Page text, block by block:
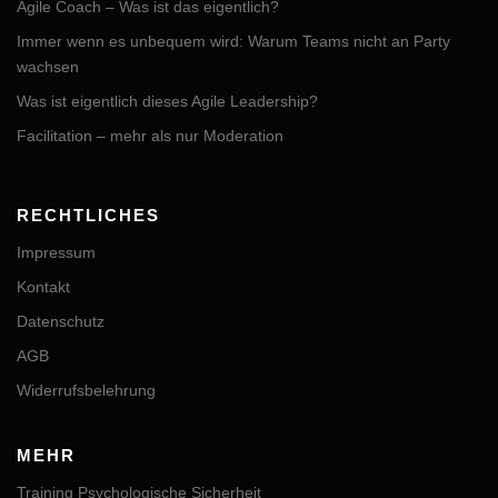
Agile Coach – Was ist das eigentlich?
Immer wenn es unbequem wird: Warum Teams nicht an Party
wachsen
Was ist eigentlich dieses Agile Leadership?
Facilitation – mehr als nur Moderation
RECHTLICHES
Impressum
Kontakt
Datenschutz
AGB
Widerrufsbelehrung
MEHR
Training Psychologische Sicherheit